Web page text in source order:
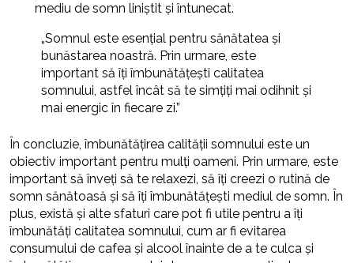
mediu de somn liniștit și întunecat.
„Somnul este esențial pentru sănătatea și
bunăstarea noastră. Prin urmare, este
important să îți îmbunătățești calitatea
somnului, astfel încât să te simțiți mai odihnit și
mai energic în fiecare zi.”
În concluzie, îmbunătățirea calității somnului este un
obiectiv important pentru mulți oameni. Prin urmare, este
important să înveți să te relaxezi, să îți creezi o rutină de
somn sănătoasă și să îți îmbunătățești mediul de somn. În
plus, există și alte sfaturi care pot fi utile pentru a îți
îmbunătăți calitatea somnului, cum ar fi evitarea
consumului de cafea și alcool înainte de a te culca și